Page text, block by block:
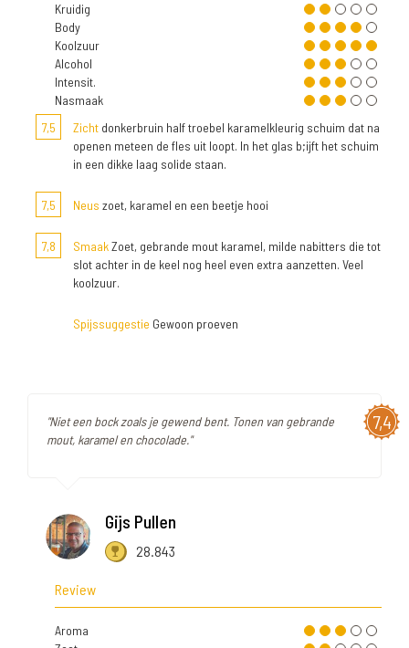
Kruidig
Body
Koolzuur
Alcohol
Intensit.
Nasmaak
7,5
Zicht donkerbruin half troebel karamelkleurig schuim dat na
openen meteen de fles uit loopt. In het glas b;ijft het schuim
in een dikke laag solide staan.
7,5 Neus zoet, karamel en een beetje hooi
7,8 SmaakZoet, gebrande mout karamel, milde nabitters die tot
slot achter in de keel nog heel even extra aanzetten. Veel
koolzuur.
Spijssuggestie Gewoon proeven
7,4
"Niet een bock zoals je gewend bent. Tonen van gebrande
mout, karamel en chocolade."
Gijs Pullen
28.843
Review
Aroma